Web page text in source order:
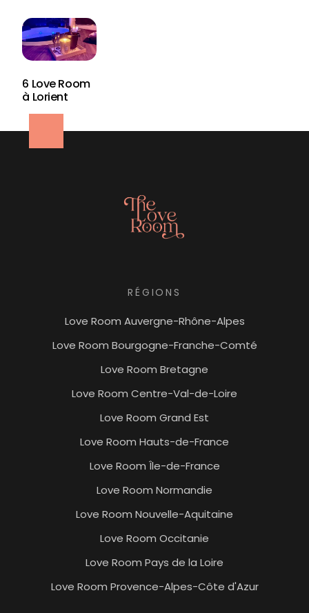
6 Love Room
à Lorient
RÉGIONS
Love Room Auvergne-Rhône-Alpes
Love Room Bourgogne-Franche-Comté
Love Room Bretagne
Love Room Centre-Val-de-Loire
Love Room Grand Est
Love Room Hauts-de-France
Love Room Île-de-France
Love Room Normandie
Love Room Nouvelle-Aquitaine
Love Room Occitanie
Love Room Pays de la Loire
Love Room Provence-Alpes-Côte d'Azur